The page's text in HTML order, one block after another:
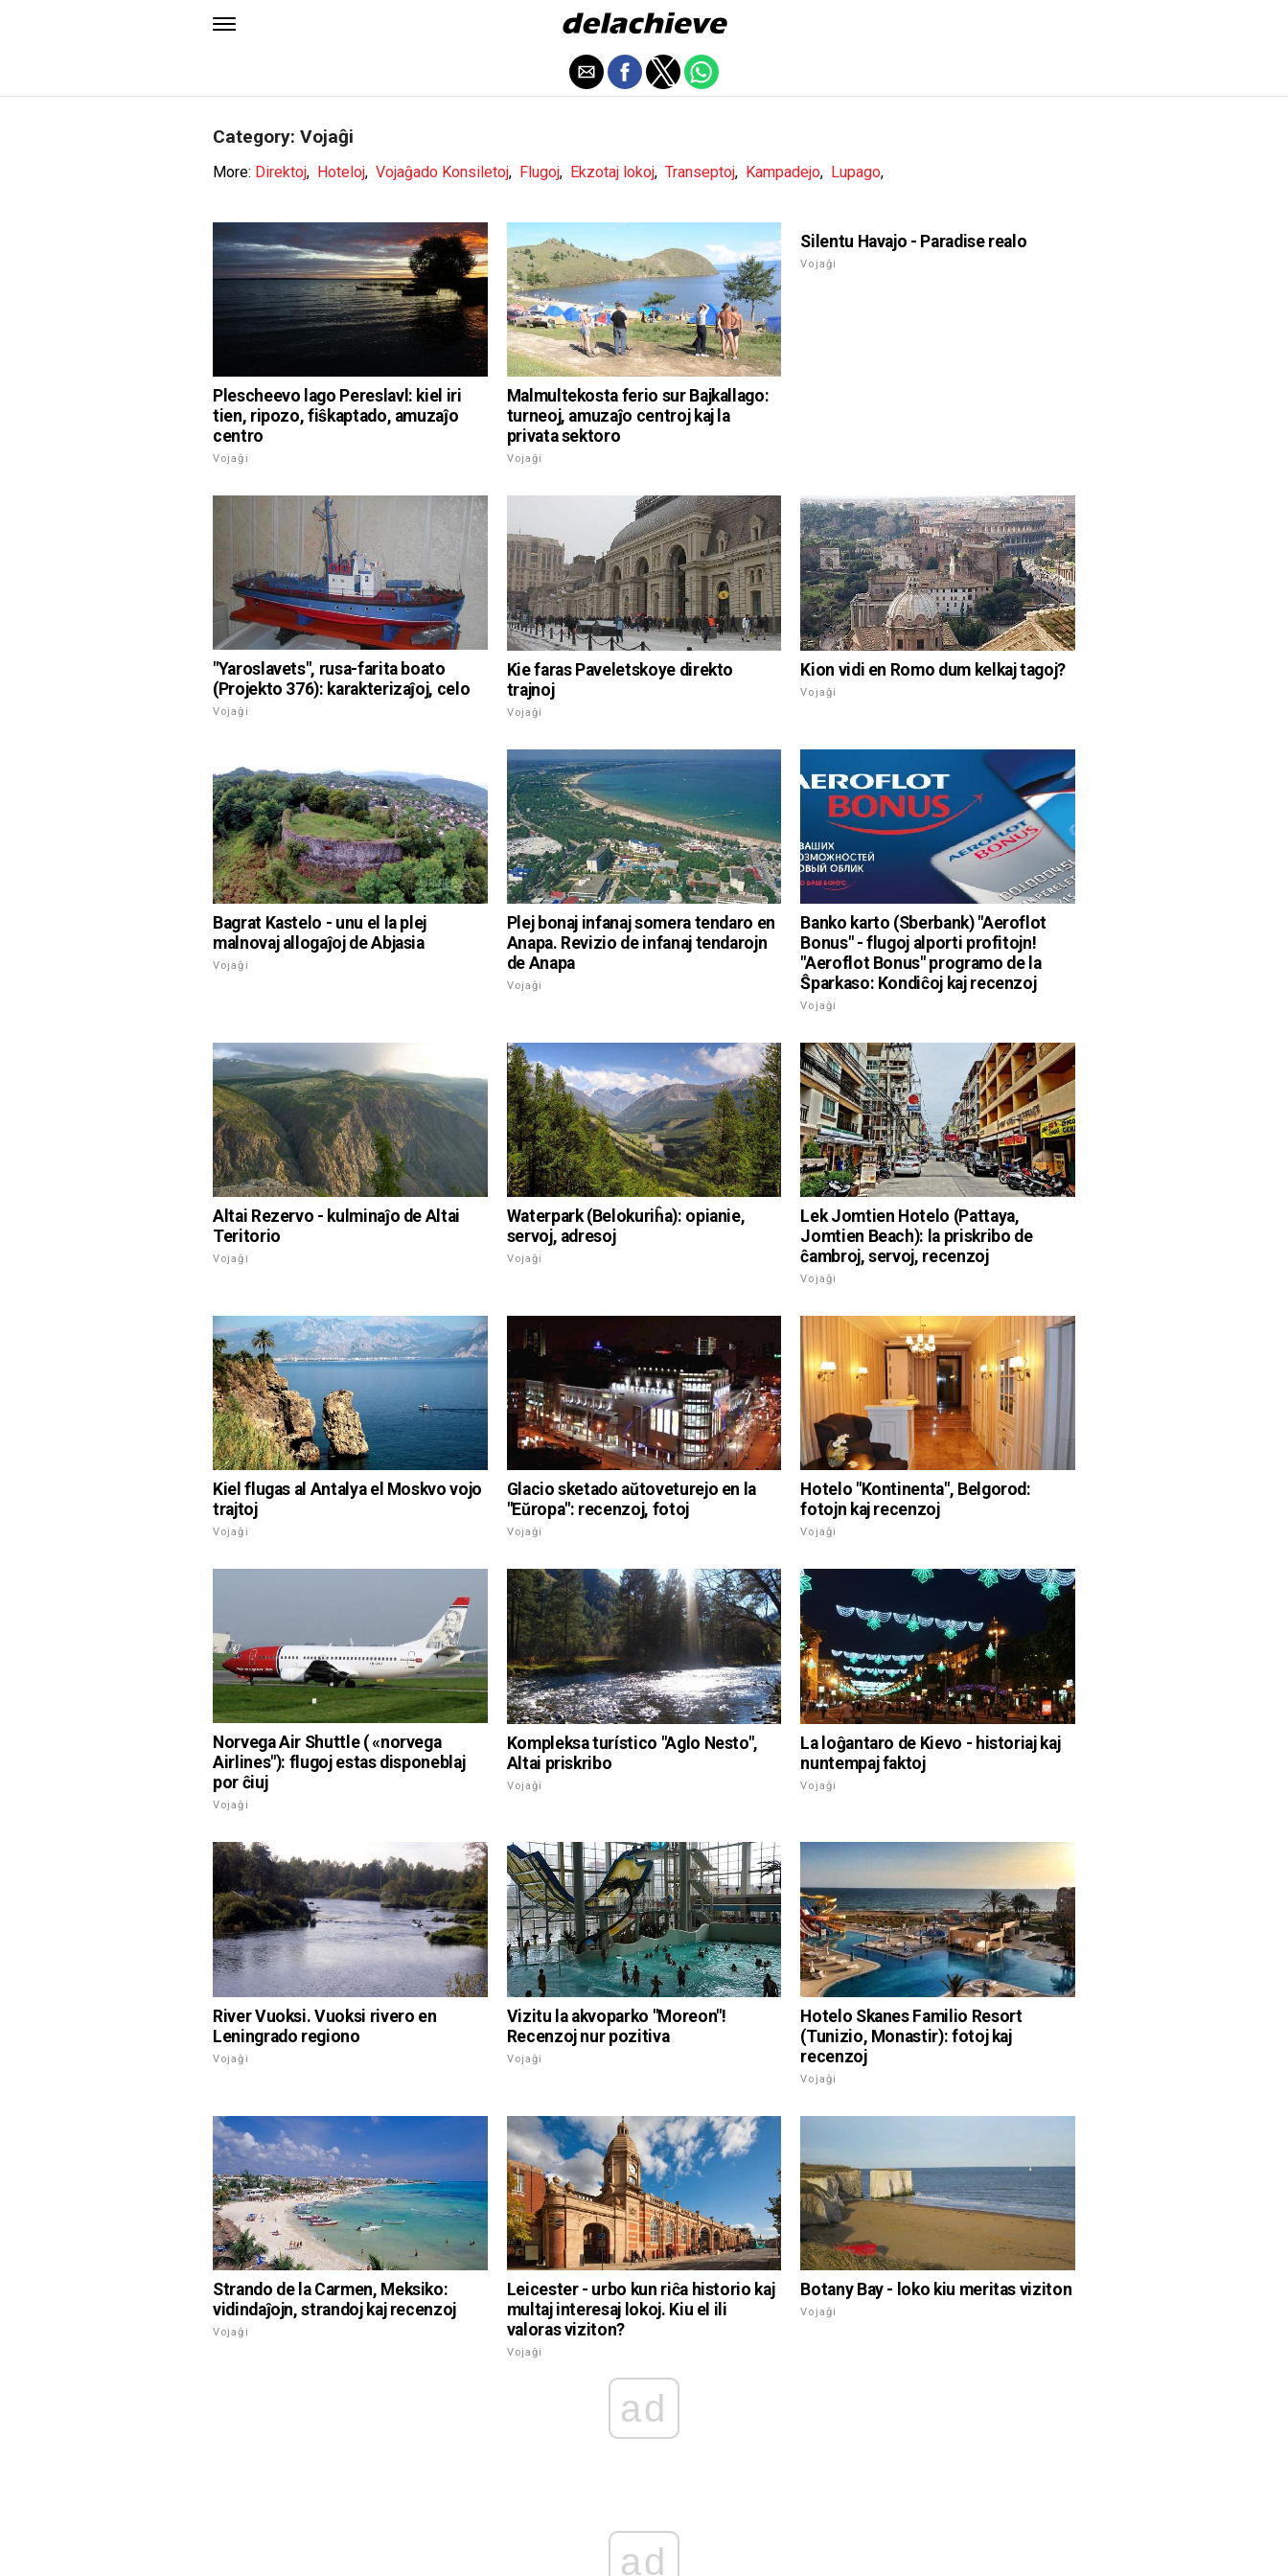
Category: Vojaĝi
More: Direktoj, Hoteloj, Vojaĝado Konsiletoj, Flugoj, Ekzotaj lokoj, Transeptoj, Kampadejo, Lupago,
Plescheevo lago Pereslavl: kiel iri
tien, ripozo, fiŝkaptado, amuzaĵo
centro
Vojaĝi
Malmultekosta ferio sur Bajkallago:
turneoj, amuzaĵo centroj kaj la
privata sektoro
Vojaĝi
Silentu Havajo - Paradise realo
Vojaĝi
"Yaroslavets", rusa-farita boato
(Projekto 376): karakterizaĵoj, celo
Vojaĝi
Kie faras Paveletskoye direkto
trajnoj
Vojaĝi
Kion vidi en Romo dum kelkaj tagoj?
Vojaĝi
Bagrat Kastelo - unu el la plej
malnovaj allogaĵoj de Abjasia
Vojaĝi
Plej bonaj infanaj somera tendaro en
Anapa. Revizio de infanaj tendarojn
de Anapa
Vojaĝi
Banko karto (Sberbank) "Aeroflot
Bonus" - flugoj alporti profitojn!
"Aeroflot Bonus" programo de la
Ŝparkaso: Kondiĉoj kaj recenzoj
Vojaĝi
Altai Rezervo - kulminaĵo de Altai
Teritorio
Vojaĝi
Waterpark (Belokuriĥa): opianie,
servoj, adresoj
Vojaĝi
Lek Jomtien Hotelo (Pattaya,
Jomtien Beach): la priskribo de
ĉambroj, servoj, recenzoj
Vojaĝi
Kiel flugas al Antalya el Moskvo vojo
trajtoj
Vojaĝi
Glacio sketado aŭtoveturejo en la
"Eŭropa": recenzoj, fotoj
Vojaĝi
Hotelo "Kontinenta", Belgorod:
fotojn kaj recenzoj
Vojaĝi
Norvega Air Shuttle ( «norvega
Airlines"): flugoj estas disponeblaj
por ĉiuj
Vojaĝi
Kompleksa turístico "Aglo Nesto",
Altai priskribo
Vojaĝi
La loĝantaro de Kievo - historiaj kaj
nuntempaj faktoj
Vojaĝi
River Vuoksi. Vuoksi rivero en
Leningrado regiono
Vojaĝi
Vizitu la akvoparko "Moreon"!
Recenzoj nur pozitiva
Vojaĝi
Hotelo Skanes Familio Resort
(Tunizio, Monastir): fotoj kaj
recenzoj
Vojaĝi
Strando de la Carmen, Meksiko:
vidindaĵojn, strandoj kaj recenzoj
Vojaĝi
Leicester - urbo kun riĉa historio kaj
multaj interesaj lokoj. Kiu el ili
valoras viziton?
Vojaĝi
Botany Bay - loko kiu meritas viziton
Vojaĝi
ad
ad